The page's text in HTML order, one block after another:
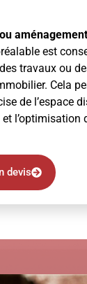
est
travaux ou
Cela
de l’espace
l’optimisation
devis